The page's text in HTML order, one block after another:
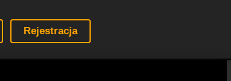
Rejestracja